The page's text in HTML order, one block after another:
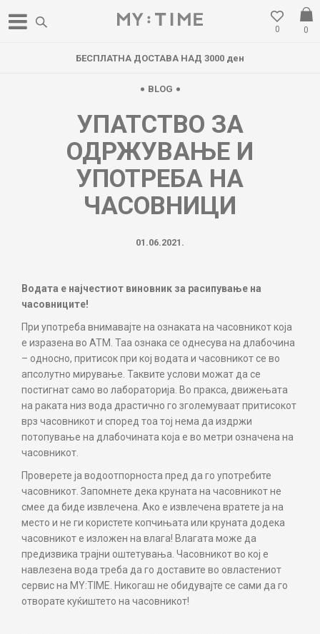
0
0
БЕСПЛАТНА ДОСТАВА НАД 3000 ден
BLOG
УПАТСТВО ЗА
ОДРЖУВАЊЕ И
УПОТРЕБА НА
ЧАСОВНИЦИ
01.06.2021.
Водата е најчестиот виновник за расипување на
часовниците!
При употреба внимавајте на ознаката на часовникот која
е изразена во АТМ. Таа ознака се однесува на длабочина
– односно, притисок при кој водата и часовникот се во
апсолутно мирување. Таквите услови можат да се
постигнат само во лабораторија. Во пракса, движењата
на раката низ вода драстично го зголемуваат притисокот
врз часовникот и според тоа тој нема да издржи
потопување на длабочината која е во метри означена на
часовникот.
Проверете ја водоотпорноста пред да го употребите
часовникот. Запомнете дека круната на часовникот не
смее да биде извлечена. Ако е извлечена вратете ја на
место и не ги користете копчињата или круната додека
часовникот е изложен на влага! Влагата може да
предизвика трајни оштетувања. Часовникот во кој е
навлезена вода треба да го доставите во овластениот
сервис на MY:TIME. Никогаш не обидувајте се сами да го
отворате куќиштето на часовникот!